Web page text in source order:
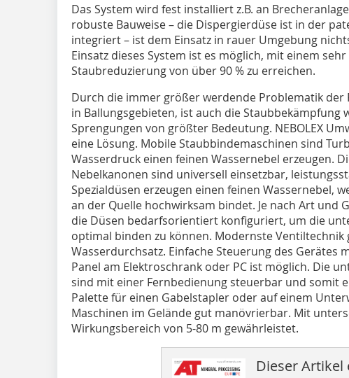
Das System wird fest installiert z.B. an
robuste Bauweise – die Dispergierdüse ist in der
integriert – ist dem Einsatz in rauer Umgebung
Einsatz dieses System ist es möglich, mit einem
Staubreduzierung von über 90 % zu erreichen.
Durch die immer größer werdende Problematik der
in Ballungsgebieten, ist auch die Staubbekämpfung
Sprengungen von größter Bedeutung. NEBOLEX
eine Lösung. Mobile Staubbindemaschinen sind
Wasserdruck einen feinen Wassernebel erzeugen.
Nebelkanonen sind universell einsetzbar,
Spezialdüsen erzeugen einen feinen Wassernebel,
an der Quelle hochwirksam bindet. Je nach Art und
die Düsen bedarfsorientiert konfiguriert, um die
optimal binden zu können. Modernste
Wasserdurchsatz. Einfache Steuerung des Gerätes
Panel am Elektroschrank oder PC ist möglich. Die
sind mit einer Fernbedienung steuerbar und somit
Palette für einen Gabelstapler oder auf einem
Maschinen im Gelände gut manövrierbar. Mit
Wirkungsbereich von 5-80 m gewährleistet.
Dieser Artikel